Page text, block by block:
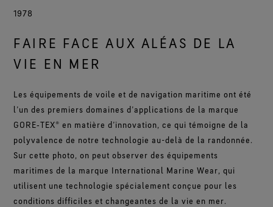
1978
FAIRE FACE AUX ALÉAS DE LA
VIE EN MER
Les équipements de voile et de navigation maritime ont été
l’un des premiers domaines d’applications de la marque
GORE‑TEX® en matière d’innovation, ce qui témoigne de la
polyvalence de notre technologie au-delà de la randonnée.
Sur cette photo, on peut observer des équipements
maritimes de la marque International Marine Wear, qui
utilisent une technologie spécialement conçue pour les
conditions difficiles et changeantes de la vie en mer.